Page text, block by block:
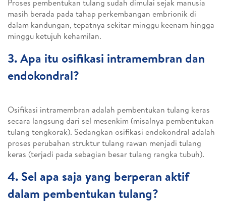
Proses pembentukan tulang sudah dimulai sejak manusia
masih berada pada tahap perkembangan embrionik di
dalam kandungan, tepatnya sekitar minggu keenam hingga
minggu ketujuh kehamilan.
3. Apa itu osifikasi intramembran dan
endokondral?
Osifikasi intramembran adalah pembentukan tulang keras
secara langsung dari sel mesenkim (misalnya pembentukan
tulang tengkorak). Sedangkan osifikasi endokondral adalah
proses perubahan struktur tulang rawan menjadi tulang
keras (terjadi pada sebagian besar tulang rangka tubuh).
4. Sel apa saja yang berperan aktif
dalam pembentukan tulang?